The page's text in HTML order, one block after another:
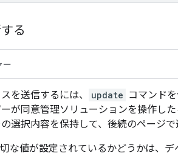
る
ー
を送信するには、 update コマンド
ーが同意管理ソリューションを操作し
選択内容を保持して、後続のページ
切な値が設定されているかどうかは、